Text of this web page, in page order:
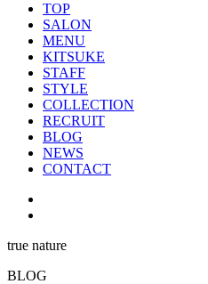
TOP
SALON
MENU
KITSUKE
STAFF
STYLE
COLLECTION
RECRUIT
BLOG
NEWS
CONTACT
true nature
BLOG